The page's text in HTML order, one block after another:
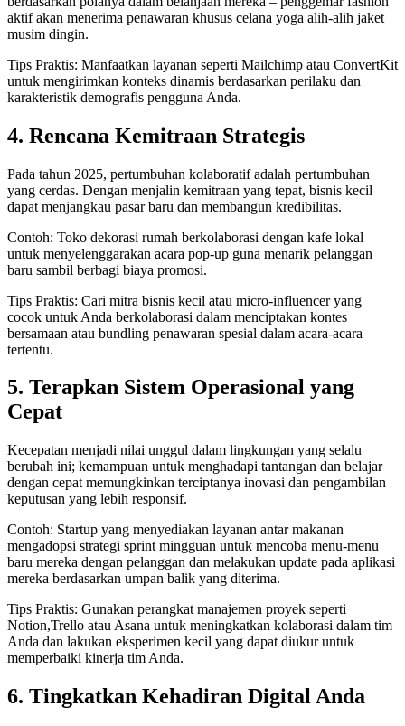
aktif akan menerima penawaran khusus celana yoga alih-alih jaket
musim dingin.
Tips Praktis: Manfaatkan layanan seperti Mailchimp atau ConvertKit
untuk mengirimkan konteks dinamis berdasarkan perilaku dan
karakteristik demografis pengguna Anda.
4. Rencana Kemitraan Strategis
Pada tahun 2025, pertumbuhan kolaboratif adalah pertumbuhan
yang cerdas. Dengan menjalin kemitraan yang tepat, bisnis kecil
dapat menjangkau pasar baru dan membangun kredibilitas.
Contoh: Toko dekorasi rumah berkolaborasi dengan kafe lokal
untuk menyelenggarakan acara pop-up guna menarik pelanggan
baru sambil berbagi biaya promosi.
Tips Praktis: Cari mitra bisnis kecil atau micro-influencer yang
cocok untuk Anda berkolaborasi dalam menciptakan kontes
bersamaan atau bundling penawaran spesial dalam acara-acara
tertentu.
5. Terapkan Sistem Operasional yang
Cepat
Kecepatan menjadi nilai unggul dalam lingkungan yang selalu
berubah ini; kemampuan untuk menghadapi tantangan dan belajar
dengan cepat memungkinkan terciptanya inovasi dan pengambilan
keputusan yang lebih responsif.
Contoh: Startup yang menyediakan layanan antar makanan
mengadopsi strategi sprint mingguan untuk mencoba menu-menu
baru mereka dengan pelanggan dan melakukan update pada aplikasi
mereka berdasarkan umpan balik yang diterima.
Tips Praktis: Gunakan perangkat manajemen proyek seperti
Notion,Trello atau Asana untuk meningkatkan kolaborasi dalam tim
Anda dan lakukan eksperimen kecil yang dapat diukur untuk
memperbaiki kinerja tim Anda.
6. Tingkatkan Kehadiran Digital Anda